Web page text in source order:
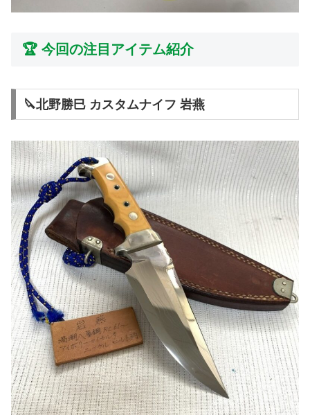
🏆 今回の注目アイテム紹介
🔪北野勝巳 カスタムナイフ 岩燕